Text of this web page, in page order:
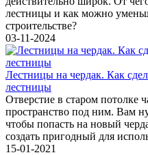
лестницы и как можно
строительстве?
03-11-2024
Лестницы на чердак. Как
лестницы
Отверстие в старом потолке
пространство под ним. Вам
чтобы попасть на новый
создать пригодный для
15-01-2021